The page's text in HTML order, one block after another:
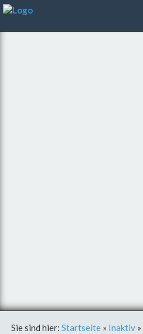
Sie sind hier: Startseite » Inaktiv »